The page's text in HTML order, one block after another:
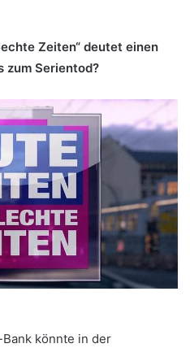
Zeiten“ deutet einen
zum Serientod?
könnte in der